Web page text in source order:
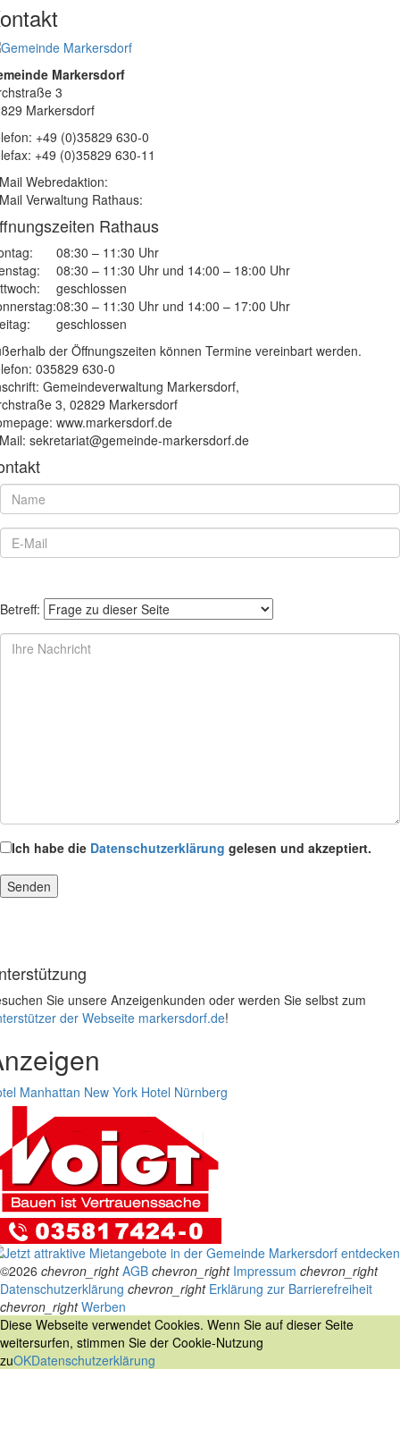
Markersdorf
3
Markersdorf
+49 (0)35829 630-0
+49 (0)35829 630-11
Webredaktion:
Verwaltung Rathaus:
Rathaus
08:30 – 11:30 Uhr
08:30 – 11:30 Uhr und 14:00 – 18:00 Uhr
geschlossen
08:30 – 11:30 Uhr und 14:00 – 17:00 Uhr
geschlossen
der Öffnungszeiten können Termine vereinbart werden.
035829 630-0
Gemeindeverwaltung Markersdorf,
3, 02829 Markersdorf
www.markersdorf.de
sekretariat@gemeinde-markersdorf.de
Betreff:
Ich habe die Datenschutzerklärung gelesen und akzeptiert.
Sie unsere Anzeigenkunden oder werden Sie selbst zum
der Webseite markersdorf.de!
Manhattan New York Hotel Nürnberg
©2026 chevron_right AGB chevron_right Impressum chevron_right
Datenschutzerklärung chevron_right Erklärung zur Barrierefreiheit
chevron_right Werben
Diese Webseite verwendet Cookies. Wenn Sie auf dieser Seite
weitersurfen, stimmen Sie der Cookie-Nutzung
zuOKDatenschutzerklärung